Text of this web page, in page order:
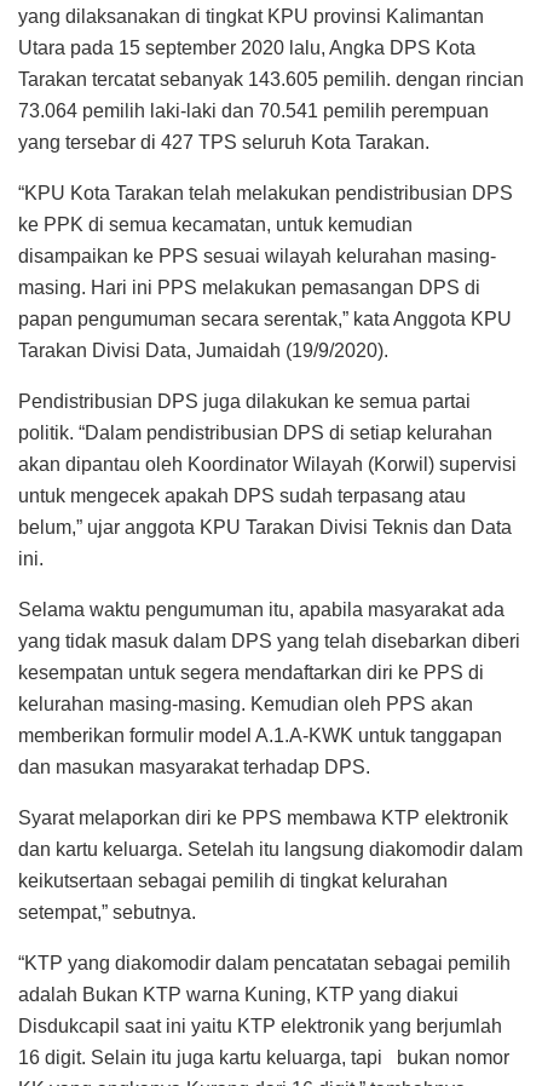
yang dilaksanakan di tingkat KPU provinsi Kalimantan
Utara pada 15 september 2020 lalu, Angka DPS Kota
Tarakan tercatat sebanyak 143.605 pemilih. dengan rincian
73.064 pemilih laki-laki dan 70.541 pemilih perempuan
yang tersebar di 427 TPS seluruh Kota Tarakan.
“KPU Kota Tarakan telah melakukan pendistribusian DPS
ke PPK di semua kecamatan, untuk kemudian
disampaikan ke PPS sesuai wilayah kelurahan masing-
masing. Hari ini PPS melakukan pemasangan DPS di
papan pengumuman secara serentak,” kata Anggota KPU
Tarakan Divisi Data, Jumaidah (19/9/2020).
Pendistribusian DPS juga dilakukan ke semua partai
politik. “Dalam pendistribusian DPS di setiap kelurahan
akan dipantau oleh Koordinator Wilayah (Korwil) supervisi
untuk mengecek apakah DPS sudah terpasang atau
belum,” ujar anggota KPU Tarakan Divisi Teknis dan Data
ini.
Selama waktu pengumuman itu, apabila masyarakat ada
yang tidak masuk dalam DPS yang telah disebarkan diberi
kesempatan untuk segera mendaftarkan diri ke PPS di
kelurahan masing-masing. Kemudian oleh PPS akan
memberikan formulir model A.1.A-KWK untuk tanggapan
dan masukan masyarakat terhadap DPS.
Syarat melaporkan diri ke PPS membawa KTP elektronik
dan kartu keluarga. Setelah itu langsung diakomodir dalam
keikutsertaan sebagai pemilih di tingkat kelurahan
setempat,” sebutnya.
“KTP yang diakomodir dalam pencatatan sebagai pemilih
adalah Bukan KTP warna Kuning, KTP yang diakui
Disdukcapil saat ini yaitu KTP elektronik yang berjumlah
16 digit. Selain itu juga kartu keluarga, tapi bukan nomor